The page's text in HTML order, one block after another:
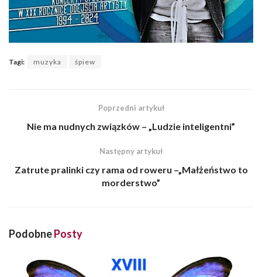
Tagi: muzyka śpiew
Poprzedni artykuł
Nie ma nudnych związków – „Ludzie inteligentni”
Następny artykuł
Zatrute pralinki czy rama od roweru –„Małżeństwo to
morderstwo”
PodobnePosty